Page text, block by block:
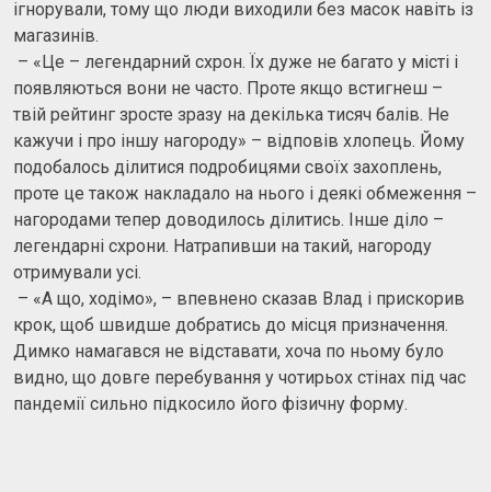
ігнорували, тому що люди виходили без масок навіть із
магазинів.
– «Це – легендарний схрон. Їх дуже не багато у місті і
появляються вони не часто. Проте якщо встигнеш –
твій рейтинг зросте зразу на декілька тисяч балів. Не
кажучи і про іншу нагороду» – відповів хлопець. Йому
подобалось ділитися подробицями своїх захоплень,
проте це також накладало на нього і деякі обмеження –
нагородами тепер доводилось ділитись. Інше діло –
легендарні схрони. Натрапивши на такий, нагороду
отримували усі.
– «А що, ходімо», – впевнено сказав Влад і прискорив
крок, щоб швидше добратись до місця призначення.
Димко намагався не відставати, хоча по ньому було
видно, що довге перебування у чотирьох стінах під час
пандемії сильно підкосило його фізичну форму.